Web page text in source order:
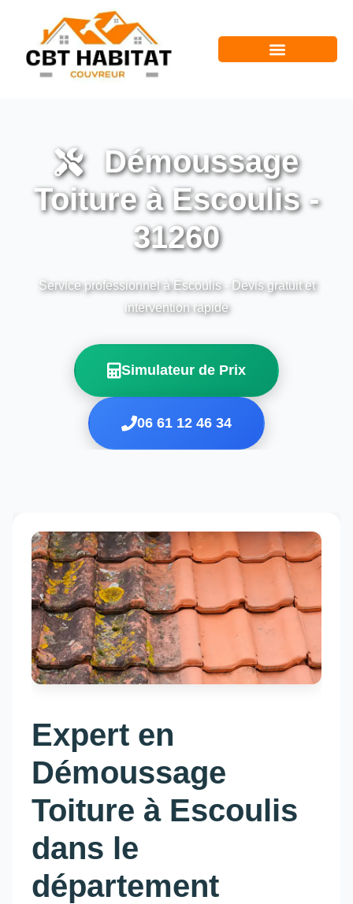
Démoussage
Toiture à Escoulis -
31260
Service professionnel à Escoulis - Devis gratuit et
intervention rapide
Simulateur de Prix
06 61 12 46 34
Expert en
Démoussage
Toiture à Escoulis
dans le
département